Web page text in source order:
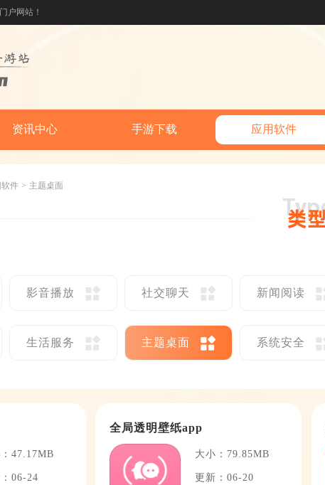
户网站！
资讯中心 手游下载 应用软件
软件 > 主题桌面
影音播放 社交聊天 新闻阅读
生活服务 主题桌面 系统安全
47.17MB
06-24
全局透明壁纸app
大小：79.85MB
更新：06-20